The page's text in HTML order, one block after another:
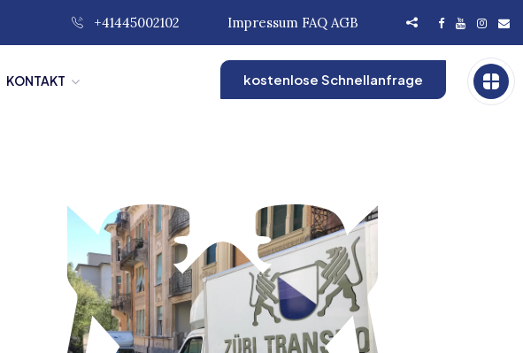
+41445002102 Impressum FAQ AGB
KONTAKT kostenlose Schnellanfrage